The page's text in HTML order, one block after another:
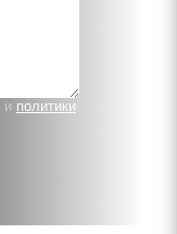
и политики